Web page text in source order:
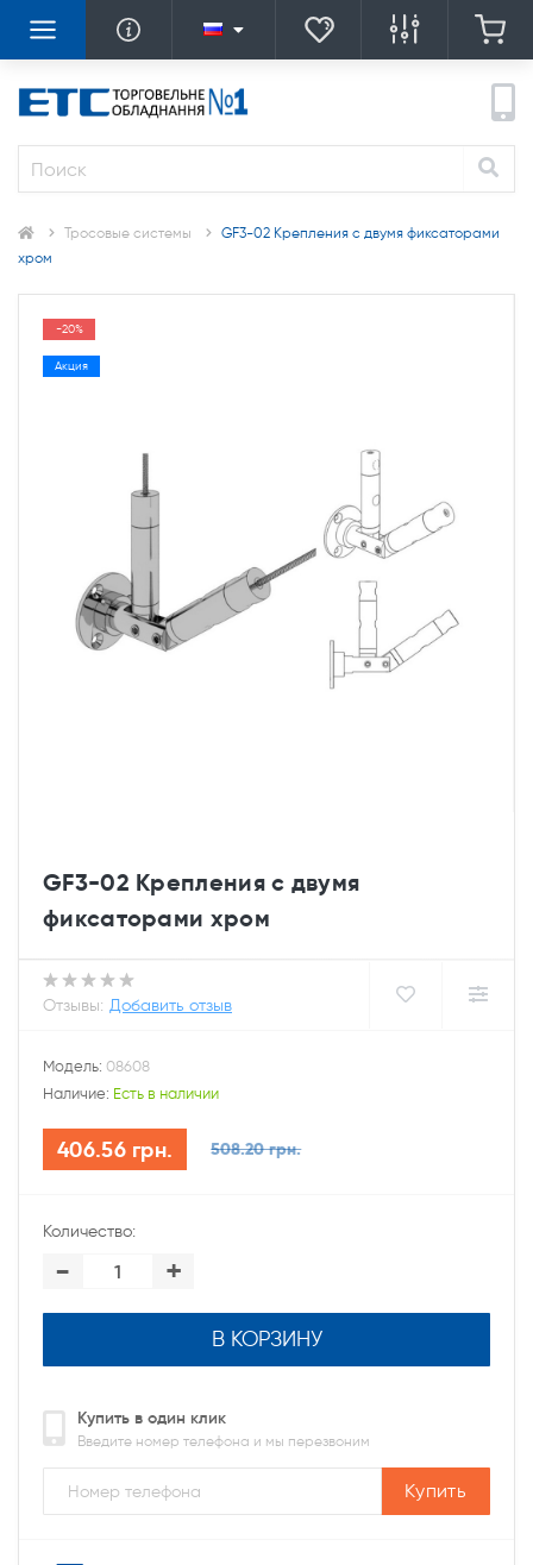
Тросовые системы
GF3-02 Крепления с двумя фиксаторами
хром
-20%
Акция
GF3-02 Крепления с двумя
фиксаторами хром
Отзывы: Добавить отзыв
Модель: 08608
Наличие: Есть в наличии
406.56 грн. 508.20 грн.
Количество:
- +
В КОРЗИНУ
Купить в один клик
Введите номер телефона и мы перезвоним
Купить